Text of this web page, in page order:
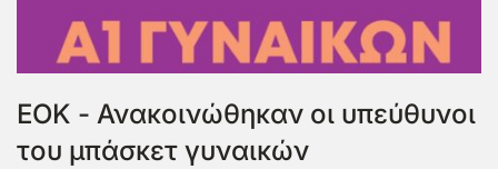
ΕΟΚ - Ανακοινώθηκαν οι υπεύθυνοι
του μπάσκετ γυναικών